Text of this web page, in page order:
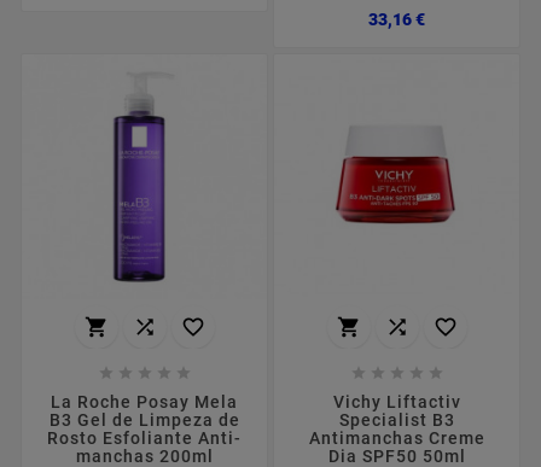
33,16 €Preço
  
    
La Roche Posay Mela
B3 Gel de Limpeza de
Rosto Esfoliante Anti-
manchas 200ml
  
    
Vichy Liftactiv
Specialist B3
Antimanchas Creme
Dia SPF50 50ml